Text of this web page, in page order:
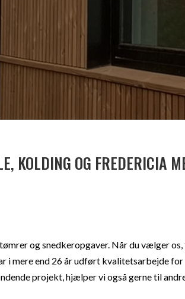
KOLDING OG FREDERICIA
og snedkeropgaver. Når du vælger os,
i mere end 26 år udført kvalitetsarbejde for
projekt, hjælper vi også gerne til